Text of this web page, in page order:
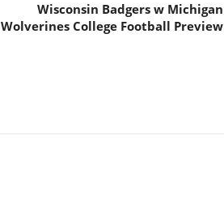
Wisconsin Badgers w Michigan
Wolverines College Football Preview